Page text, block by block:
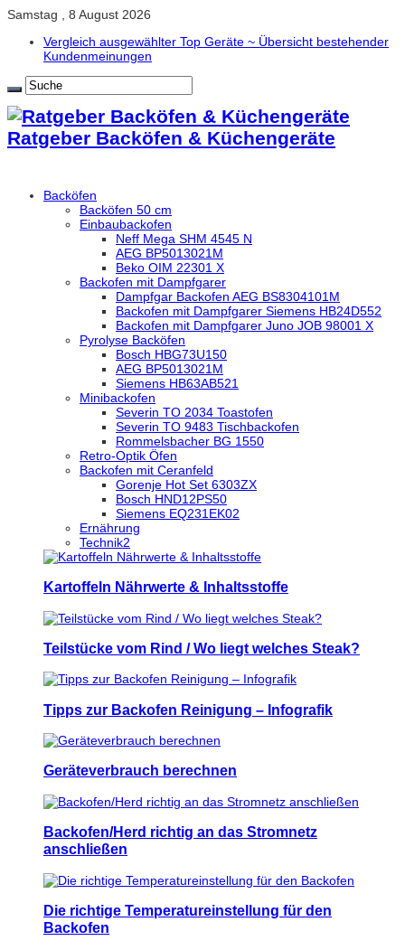
Samstag , 8 August 2026
Vergleich ausgewählter Top Geräte ~ Übersicht bestehender
Kundenmeinungen
Ratgeber Backöfen & Küchengeräte
Backöfen
Backöfen 50 cm
Einbaubackofen
Neff Mega SHM 4545 N
AEG BP5013021M
Beko OIM 22301 X
Backofen mit Dampfgarer
Dampfgar Backofen AEG BS8304101M
Backofen mit Dampfgarer Siemens HB24D552
Backofen mit Dampfgarer Juno JOB 98001 X
Pyrolyse Backöfen
Bosch HBG73U150
AEG BP5013021M
Siemens HB63AB521
Minibackofen
Severin TO 2034 Toastofen
Severin TO 9483 Tischbackofen
Rommelsbacher BG 1550
Retro-Optik Öfen
Backofen mit Ceranfeld
Gorenje Hot Set 6303ZX
Bosch HND12PS50
Siemens EQ231EK02
Ernährung
Technik2
Kartoffeln Nährwerte & Inhaltsstoffe
Teilstücke vom Rind / Wo liegt welches Steak?
Tipps zur Backofen Reinigung – Infografik
Geräteverbrauch berechnen
Backofen/Herd richtig an das Stromnetz
anschließen
Die richtige Temperatureinstellung für den
Backofen